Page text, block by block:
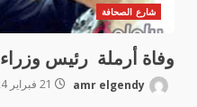
شارع الصحافة
وفاة أرملة رئيس